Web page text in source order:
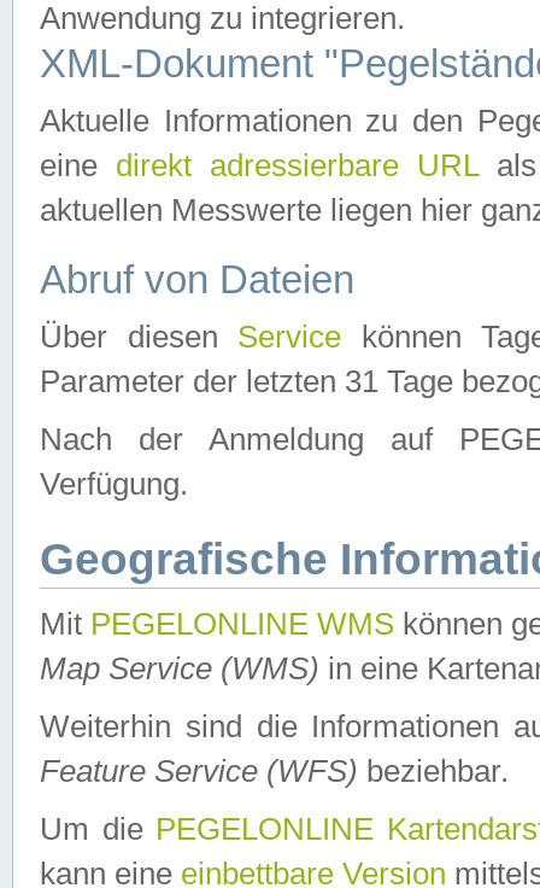
Anwendung zu integrieren.
XML-Dokument
Aktuelle Informationen zu den
eine direkt adressierbare URLals
aktuellen Messwerte liegen hier
Abruf von Dateien
Über diesen Service können
Parameter der letzten 31 Tage
Nach der Anmeldung auf
Verfügung.
Geografische
Mit PEGELONLINE WMS können
Map Service (WMS) in eine
Weiterhin sind die Informationen
Feature Service (WFS) beziehbar.
Um die PEGELONLINE
kann eine einbettbare Version